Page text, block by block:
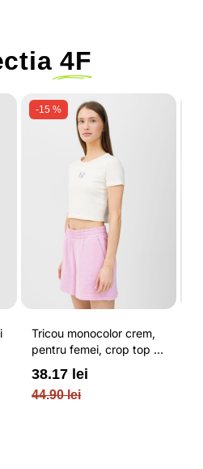
4F
-15 %
Tricou monocolor crem,
pentru femei, crop top si
croiala slim 4F
44.90 lei
38.17 lei